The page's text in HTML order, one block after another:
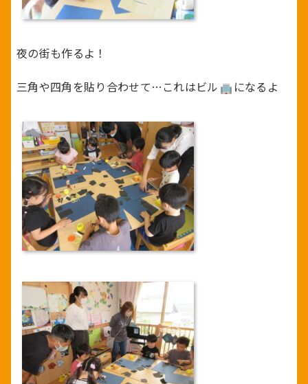
夜の街も作るよ！
三角や四角を貼り合わせて…これはビル になるよ